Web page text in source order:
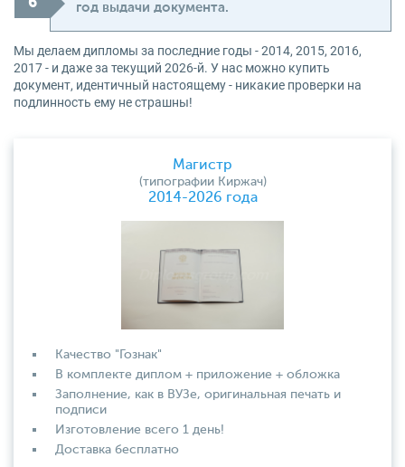
год выдачи документа.
Мы делаем дипломы за последние годы - 2014, 2015, 2016,
2017 - и даже за текущий 2026-й. У нас можно купить
документ, идентичный настоящему - никакие проверки на
подлинность ему не страшны!
Магистр
(типографии Киржач)
2014-2026 года
Качество "Гознак"
В комплекте диплом + приложение + обложка
Заполнение, как в ВУЗе, оригинальная печать и
подписи
Изготовление всего 1 день!
Доставка бесплатно